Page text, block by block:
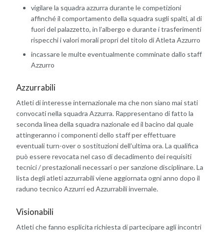
vigilare la squadra azzurra durante le competizioni
affinché il comportamento della squadra sugli spalti, al di
fuori del palazzetto, in l’albergo e durante i trasferimenti
rispecchi i valori morali propri del titolo di Atleta Azzurro
incassare le multe eventualmente comminate dallo staff
Azzurro
Azzurrabili
Atleti di interesse internazionale ma che non siano mai stati
convocati nella squadra Azzurra. Rappresentano di fatto la
seconda linea della squadra nazionale ed il bacino dal quale
attingeranno i componenti dello staff per effettuare
eventuali turn-over o sostituzioni dell’ultima ora. La qualifica
può essere revocata nel caso di decadimento dei requisiti
tecnici / prestazionali necessari o per sanzione disciplinare. La
lista degli atleti azzurrabili viene aggiornata ogni anno dopo il
raduno tecnico Azzurri ed Azzurrabili invernale.
Visionabili
Atleti che fanno esplicita richiesta di partecipare agli incontri